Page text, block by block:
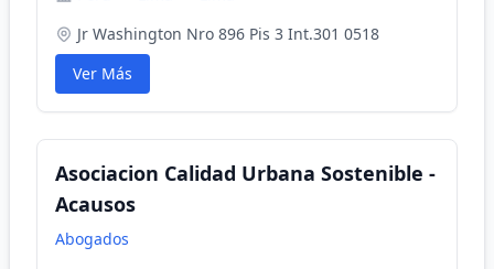
Jr Washington Nro 896 Pis 3 Int.301 0518
Ver Más
Asociacion Calidad Urbana Sostenible -
Acausos
Abogados